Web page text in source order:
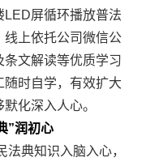
LED屏循环播放普法
线上依托公司微信公
文解读等优质学习
时自学，有效扩大
化深入人心。
”润初心
典知识入脑入心，